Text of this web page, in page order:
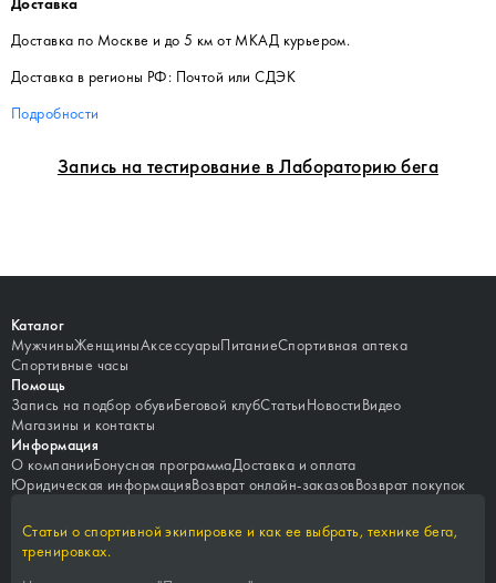
Запись на тестирование в Лабораторию бега
Доставка по Москве и до 5 км от МКАД курьером.
Доставка в регионы РФ: Почтой или СДЭК
Подробности
Каталог
МужчиныЖенщиныАксессуарыПитаниеСпортивная аптека
Спортивные часы
Помощь
Запись на подбор обувиБеговой клубСтатьиНовостиВидео
Магазины и контакты
Информация
О компанииБонусная программаДоставка и оплата
Юридическая информацияВозврат онлайн-заказовВозврат покупок
Статьи о спортивной экипировке и как ее выбрать, технике бега,
тренировках.